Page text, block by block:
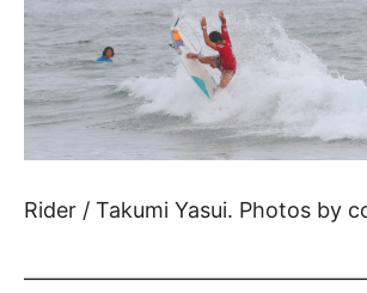
Rider / Takumi Yasui. Photos by